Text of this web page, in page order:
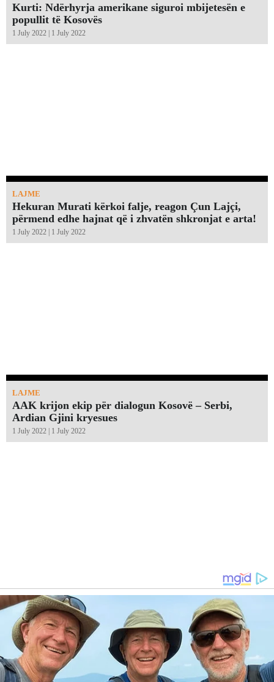
Kurti: Ndërhyrja amerikane siguroi mbijetesën e
popullit të Kosovës
1 July 2022 | 1 July 2022
LAJME
Hekuran Murati kërkoi falje, reagon Çun Lajçi,
përmend edhe hajnat që i zhvatën shkronjat e arta!￼
1 July 2022 | 1 July 2022
LAJME
AAK krijon ekip për dialogun Kosovë – Serbi,
Ardian Gjini kryesues
1 July 2022 | 1 July 2022